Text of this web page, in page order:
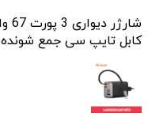
کابل تایپ سی جمع شونده